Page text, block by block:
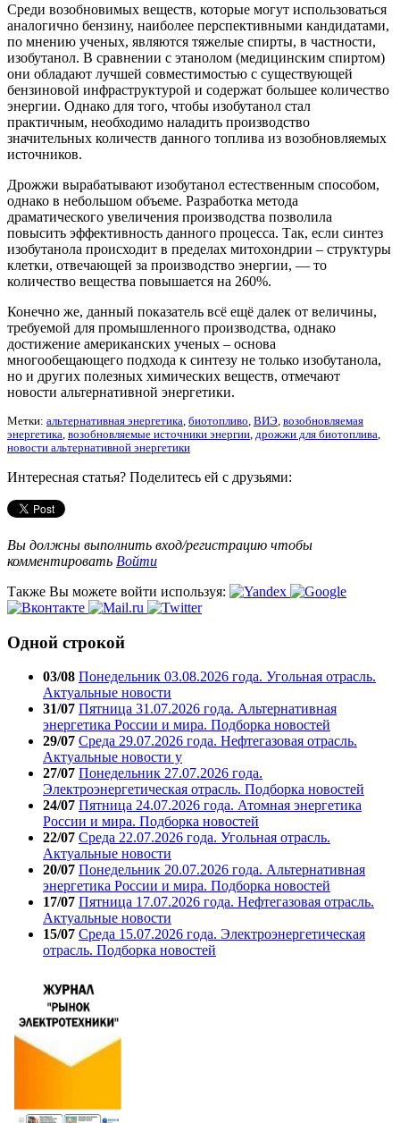
Среди возобновимых веществ, которые могут использоваться
аналогично бензину, наиболее перспективными кандидатами,
по мнению ученых, являются тяжелые спирты, в частности,
изобутанол. В сравнении с этанолом (медицинским спиртом)
они обладают лучшей совместимостью с существующей
бензиновой инфраструктурой и содержат большее количество
энергии. Однако для того, чтобы изобутанол стал
практичным, необходимо наладить производство
значительных количеств данного топлива из возобновляемых
источников.
Дрожжи вырабатывают изобутанол естественным способом,
однако в небольшом объеме. Разработка метода
драматического увеличения производства позволила
повысить эффективность данного процесса. Так, если синтез
изобутанола происходит в пределах митохондрии – структуры
клетки, отвечающей за производство энергии, — то
количество вещества повышается на 260%.
Конечно же, данный показатель всё ещё далек от величины,
требуемой для промышленного производства, однако
достижение американских ученых – основа
многообещающего подхода к синтезу не только изобутанола,
но и других полезных химических веществ, отмечают
новости альтернативной энергетики.
Метки: альтернативная энергетика, биотопливо, ВИЭ, возобновляемая
энергетика, возобновляемые источники энергии, дрожжи для биотоплива,
новости альтернативной энергетики
Интересная статья? Поделитесь ей с друзьями:
Вы должны выполнить вход/регистрацию чтобы
комментировать Войти
Также Вы можете войти используя:
Одной строкой
03/08 Понедельник 03.08.2026 года. Угольная отрасль.
Актуальные новости
31/07 Пятница 31.07.2026 года. Альтернативная
энергетика России и мира. Подборка новостей
29/07 Среда 29.07.2026 года. Нефтегазовая отрасль.
Актуальные новости у
27/07 Понедельник 27.07.2026 года.
Электроэнергетическая отрасль. Подборка новостей
24/07 Пятница 24.07.2026 года. Атомная энергетика
России и мира. Подборка новостей
22/07 Среда 22.07.2026 года. Угольная отрасль.
Актуальные новости
20/07 Понедельник 20.07.2026 года. Альтернативная
энергетика России и мира. Подборка новостей
17/07 Пятница 17.07.2026 года. Нефтегазовая отрасль.
Актуальные новости
15/07 Среда 15.07.2026 года. Электроэнергетическая
отрасль. Подборка новостей